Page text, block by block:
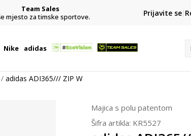
Team Sales
mjesto za timske sportove.
Prijavite se
Nike adidas
adidas ADI365/// ZIP W
Majica s polu patentom
Šifra artikla: KR5527